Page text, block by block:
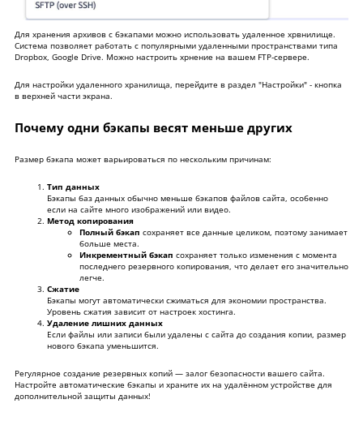
Для хранения архивов с бэкапами можно использовать удаленное хрвнилище.
Система позволяет работать с популярными удаленными пространствами типа
Dropbox, Google Drive. Можно настроить хрнение на вашем FTP-сервере.
Для настройки удаленного хранилища, перейдите в раздел "Настройки" - кнопка
в верхней части экрана.
Почему одни бэкапы весят меньше других
Размер бэкапа может варьироваться по нескольким причинам:
Тип данных
Бэкапы баз данных обычно меньше бэкапов файлов сайта, особенно
если на сайте много изображений или видео.
Метод копирования
Полный бэкап сохраняет все данные целиком, поэтому занимает
больше места.
Инкрементный бэкап сохраняет только изменения с момента
последнего резервного копирования, что делает его значительно
легче.
Сжатие
Бэкапы могут автоматически сжиматься для экономии пространства.
Уровень сжатия зависит от настроек хостинга.
Удаление лишних данных
Если файлы или записи были удалены с сайта до создания копии, размер
нового бэкапа уменьшится.
Регулярное создание резервных копий — залог безопасности вашего сайта.
Настройте автоматические бэкапы и храните их на удалённом устройстве для
дополнительной защиты данных!